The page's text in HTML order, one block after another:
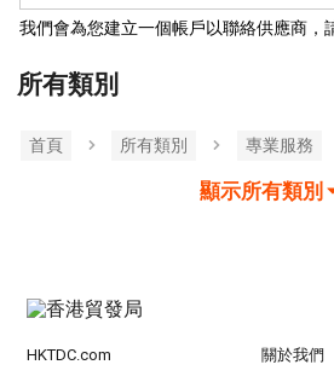
我們會為您建立一個帳戶以聯絡供應商，
所有類別
首頁 所有類別 專業服務
顯示所有類別
HKTDC.com 關於我們